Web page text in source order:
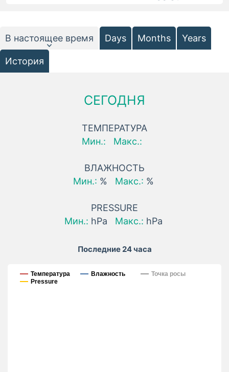
В настоящее время Days Months Years
История
СЕГОДНЯ
ТЕМПЕРАТУРА
Мин.:
Макс.:
ВЛАЖНОСТЬ
Мин.: % Макс.: %
PRESSURE
Мин.: hPa Макс.: hPa
Последние 24 часа
Последние 24 часа
Температура Влажность
Точка росы
Pressure